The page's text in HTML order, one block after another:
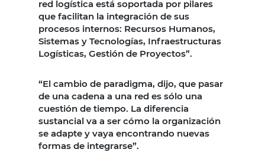
red logística está soportada por pilares
que facilitan la integración de sus
procesos internos: Recursos Humanos,
Sistemas y Tecnologías, Infraestructuras
Logísticas, Gestión de Proyectos”.
“El cambio de paradigma, dijo, que pasar
de una cadena a una red es sólo una
cuestión de tiempo. La diferencia
sustancial va a ser cómo la organización
se adapte y vaya encontrando nuevas
formas de integrarse”.